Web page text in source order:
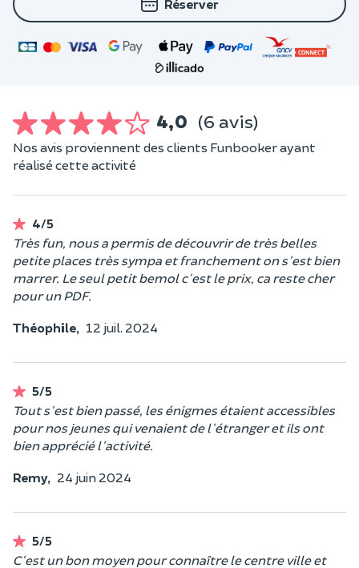
Réserver
4,0 (6 avis)
Nos avis proviennent des clients Funbooker ayant
réalisé cette activité
4/5
Très fun, nous a permis de découvrir de très belles
petite places très sympa et franchement on s'est bien
marrer. Le seul petit bemol c'est le prix, ca reste cher
pour un PDF.
Théophile, 12 juil. 2024
5/5
Tout s'est bien passé, les énigmes étaient accessibles
pour nos jeunes qui venaient de l'étranger et ils ont
bien apprécié l'activité.
Remy, 24 juin 2024
5/5
C'est un bon moyen pour connaître le centre ville et